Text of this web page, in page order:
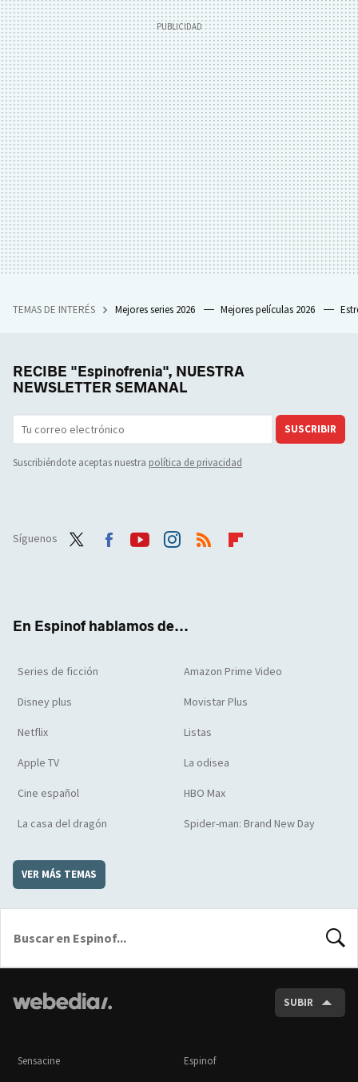
TEMAS DE INTERÉS Mejores series 2026 Mejores películas 2026
RECIBE "Espinofrenia", NUESTRA
NEWSLETTER SEMANAL
SUSCRIBIR
Suscribiéndote aceptas nuestra política de privacidad
Síguenos
En Espinof hablamos de...
Series de ficción Amazon Prime Video
Disney plus Movistar Plus
Netflix Listas
Apple TV La odisea
Cine español HBO Max
La casa del dragón Spider-man: Brand New Day
VER MÁS TEMAS
SUBIR
Sensacine Espinof